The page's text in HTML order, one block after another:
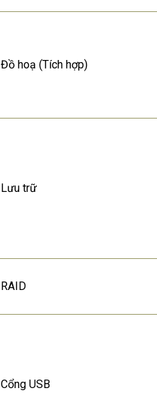
Đồ hoạ (Tích hợp)
Lưu trữ
RAID
Cổng USB